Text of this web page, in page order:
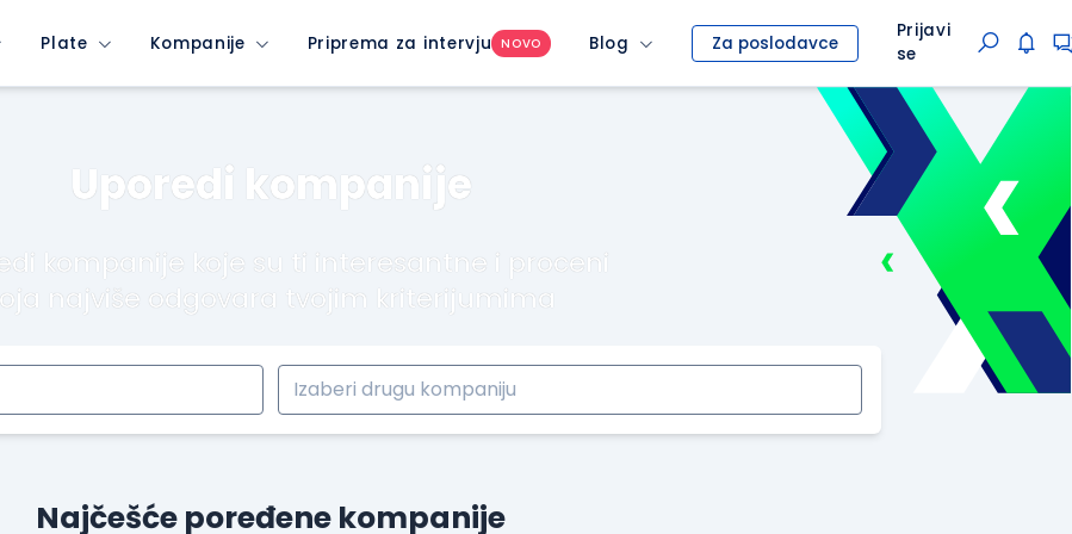
Plate Kompanije Priprema za intervju NOVO Blog Za poslodavce
Prijavi
se
Uporedi kompanije
kompanije koje su ti interesantne i proceni
najviše odgovara tvojim kriterijumima
Najčešće poređene kompanije